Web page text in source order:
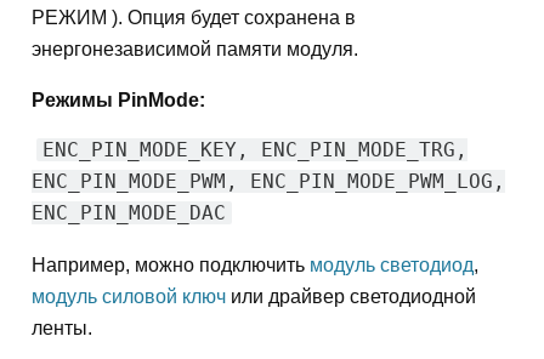
РЕЖИМ ). Опция будет сохранена в
энергонезависимой памяти модуля.
Режимы PinMode:
ENC_PIN_MODE_KEY, ENC_PIN_MODE_TRG,
ENC_PIN_MODE_PWM, ENC_PIN_MODE_PWM_LOG,
ENC_PIN_MODE_DAC
Например, можно подключить модуль светодиод,
модуль силовой ключ или драйвер светодиодной
ленты.